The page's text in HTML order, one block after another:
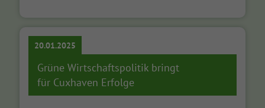
20.01.2025
Grüne Wirtschaftspolitik bringt
für Cuxhaven Erfolge